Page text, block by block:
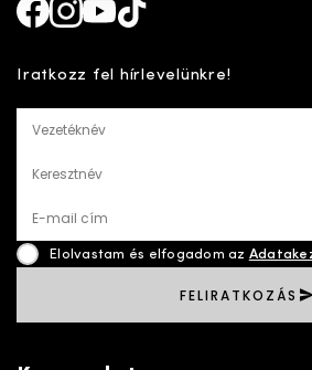
Iratkozz fel hírlevelünkre!
Vezetéknév
Keresztnév
E-mail cím
Elolvastam és elfogadom az
FELIRATKOZÁS